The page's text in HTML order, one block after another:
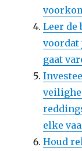
Leer de
voordat
gaat
elke
Houd